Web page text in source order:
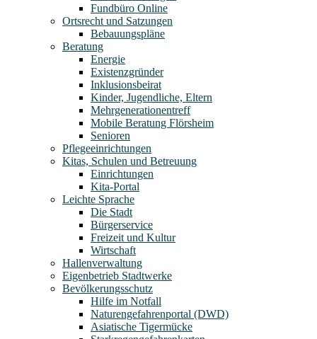
Fundbüro Online
Ortsrecht und Satzungen
Bebauungspläne
Beratung
Energie
Existenzgründer
Inklusionsbeirat
Kinder, Jugendliche, Eltern
Mehrgenerationentreff
Mobile Beratung Flörsheim
Senioren
Pflegeeinrichtungen
Kitas, Schulen und Betreuung
Einrichtungen
Kita-Portal
Leichte Sprache
Die Stadt
Bürgerservice
Freizeit und Kultur
Wirtschaft
Hallenverwaltung
Eigenbetrieb Stadtwerke
Bevölkerungsschutz
Hilfe im Notfall
Naturengefahrenportal (DWD)
Asiatische Tigermücke